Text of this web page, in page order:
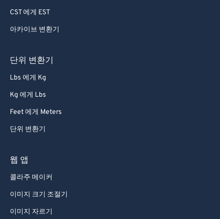
CST 에게 EST
아카이브 변환기
단위 변환기
Lbs 에게 Kg
Kg 에게 Lbs
Feet 에게 Meters
단위 변환기
웹 앱
콜라주 메이커
이미지 크기 조절기
이미지 자르기